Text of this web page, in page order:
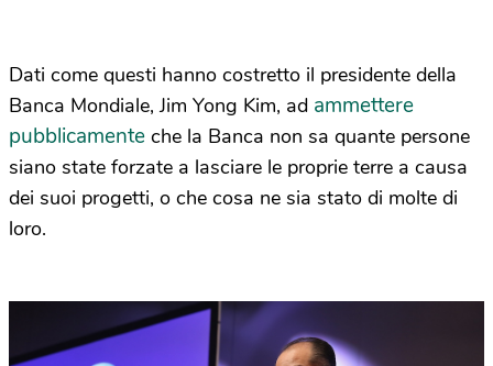
Dati come questi hanno costretto il presidente della
Banca Mondiale, Jim Yong Kim, ad ammettere
pubblicamente che la Banca non sa quante persone
siano state forzate a lasciare le proprie terre a causa
dei suoi progetti, o che cosa ne sia stato di molte di
loro.